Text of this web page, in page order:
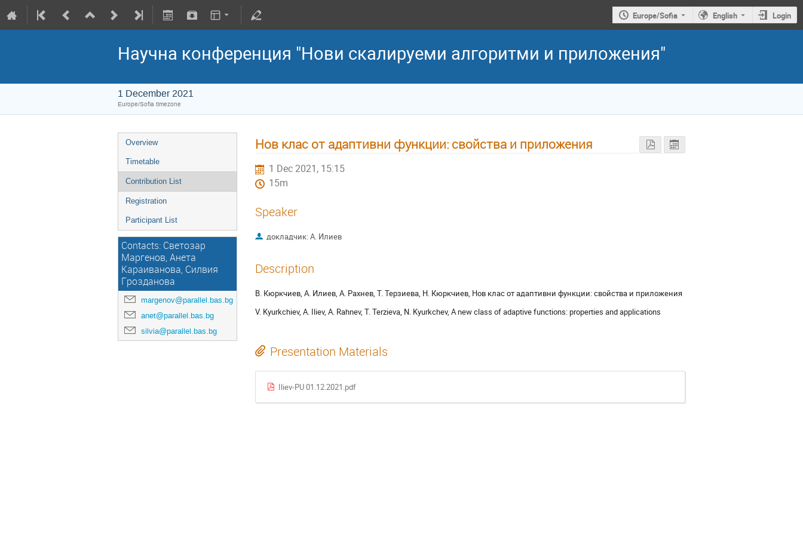
Europe/Sofia English Login
Научна конференция "Нови скалируеми алгоритми и приложения"
1 December 2021
Europe/Sofia timezone
Overview
Timetable
Contribution List
Registration
Participant List
Contacts: Светозар
Маргенов, Анета
Караиванова, Силвия
Грозданова
margenov@parallel.bas.bg
anet@parallel.bas.bg
silvia@parallel.bas.bg
Нов клас от адаптивни функции: свойства и приложения
1 Dec 2021, 15:15
15m
Speaker
докладчик: А. Илиев
Description
В. Кюркчиев, А. Илиев, А. Рахнев, Т. Терзиева, Н. Кюркчиев, Нов клас от адаптивни функции: свойства и приложения
V. Kyurkchiev, A. Iliev, A. Rahnev, T. Terzieva, N. Kyurkchev, A new class of adaptive functions: properties and applications
Presentation Materials
Iliev-PU 01.12.2021.pdf